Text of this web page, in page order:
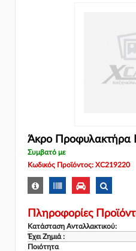
Άκρο Προφυλακτήρα
Συμβατό με
Κωδικός Προϊόντος: XC219220
Πληροφορίες
Κατάσταση Ανταλλακτικού:
Έχει Ζημιά :
Ποιότητα